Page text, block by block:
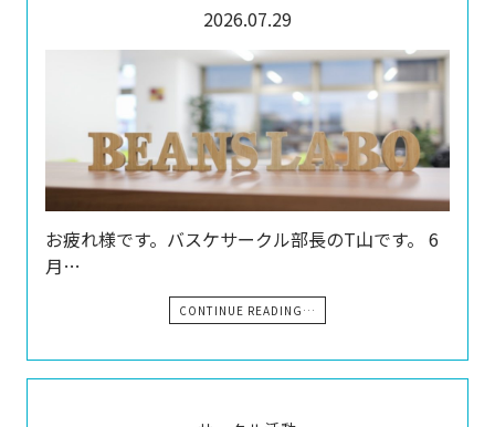
2026.07.29
お疲れ様です。バスケサークル部長のT山です。 6
月…
CONTINUE READING…